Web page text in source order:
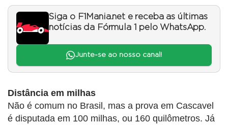
Siga o F1Mania.net e receba as últimas
notícias da Fórmula 1 pelo WhatsApp.
Junte-se ao nosso canal!
Distância em milhas
Não é comum no Brasil, mas a prova em Cascavel
é disputada em 100 milhas, ou 160 quilômetros. Já